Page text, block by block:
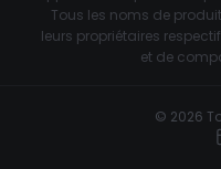
Tous les noms de
leurs propriétaires
et de
© 2026